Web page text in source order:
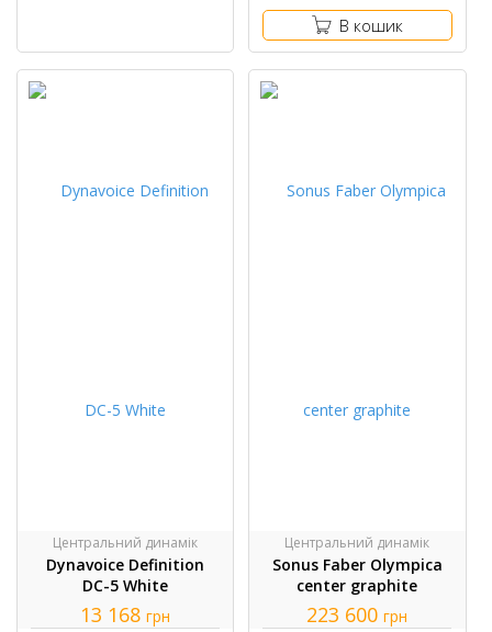
В кошик
Центральний динамік
Dynavoice Definition
DC-5 White
13 168 грн
Центральний динамік
Sonus Faber Olympica
center graphite
223 600 грн